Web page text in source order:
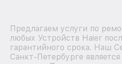
Предлагаем услуги по
любых Устройств Haier
гарантийного срока. Наш
Санкт-Петербурге